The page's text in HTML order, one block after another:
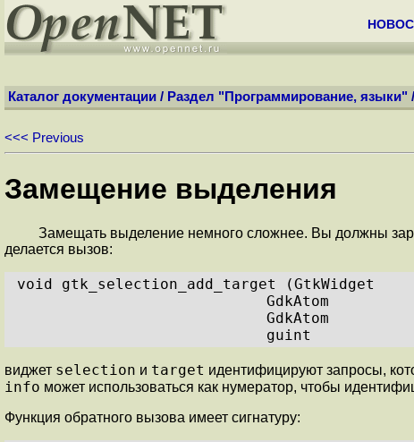
Каталог документации / Раздел "Программирование, языки" /
<<< Previous
Замещение выделения
Замещать выделение немного сложнее. Вы должны
делается вызов:
void gtk_selection_add_target (GtkWidget
GdkAtom
GdkAtom
guint
виджет selection и target идентифицируют запросы,
info может использоваться как нумератор, чтобы
Функция обратного вызова имеет сигнатуру: